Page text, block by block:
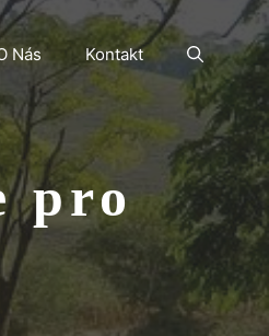
Nás Kontakt
pro